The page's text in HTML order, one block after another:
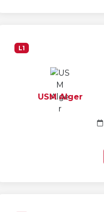
L1
USM Alger